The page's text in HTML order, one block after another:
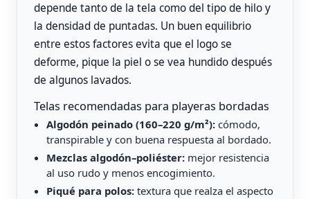
depende tanto de la tela como del tipo de hilo y
la densidad de puntadas. Un buen equilibrio
entre estos factores evita que el logo se
deforme, pique la piel o se vea hundido después
de algunos lavados.
Telas recomendadas para playeras bordadas
Algodón peinado (160–220 g/m²):cómodo,
transpirable y con buena respuesta al bordado.
Mezclas algodón–poliéster:mejor resistencia
al uso rudo y menos encogimiento.
Piqué para polos:textura que realza el aspecto